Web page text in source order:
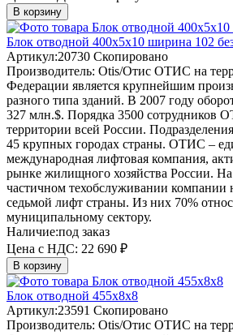
В корзину
Блок отводной 400х5х10 ширина 102
Артикул:20730 Скопировано
Производитель: Otis/Отис ОТИС на
Федерации является крупнейшим
разного типа зданий. В 2007 году
327 млн.$. Порядка 3500 сотрудников
территории всей России.
45 крупных городах страны. ОТИС –
международная лифтовая компания,
рынке жилищного хозяйства России.
частичном техобслуживании компании
седьмой лифт страны. Из них 70%
муниципальному сектору.
Наличие:под заказ
Цена с НДС: 22 690 ₽
В корзину
Блок отводной 455х8х8
Артикул:23591 Скопировано
Производитель: Otis/Отис ОТИС на